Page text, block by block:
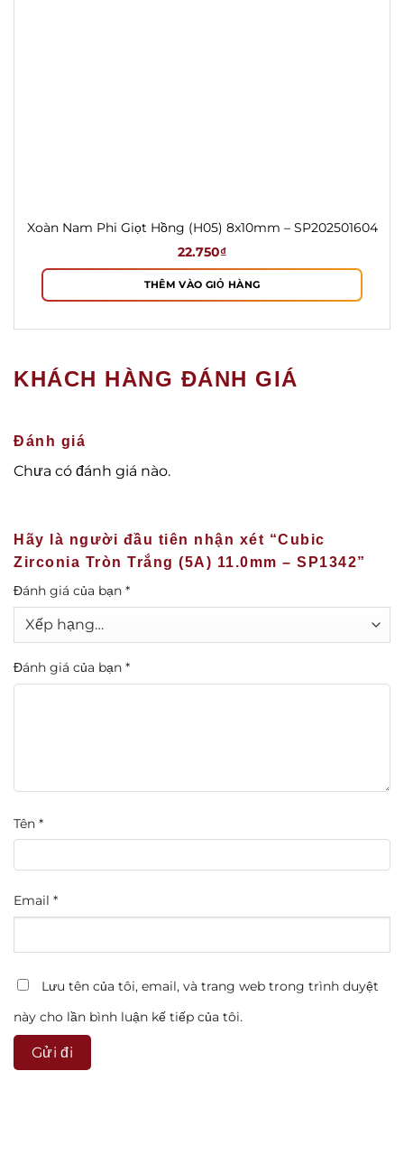
Xoàn Nam Phi Giọt Hồng (H05) 8x10mm – SP202501604
22.750₫
THÊM VÀO GIỎ HÀNG
KHÁCH HÀNG ĐÁNH GIÁ
Đánh giá
Chưa có đánh giá nào.
Hãy là người đầu tiên nhận xét “Cubic
Zirconia Tròn Trắng (5A) 11.0mm – SP1342”
Đánh giá của bạn *
Đánh giá của bạn *
Tên *
Email *
Lưu tên của tôi, email, và trang web trong trình duyệt
này cho lần bình luận kế tiếp của tôi.